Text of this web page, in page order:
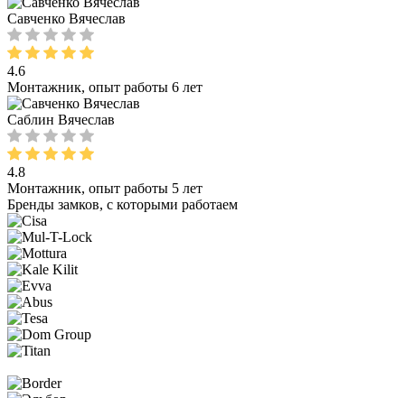
Савченко Вячеслав
4.6
Монтажник, опыт работы 6 лет
Саблин Вячеслав
4.8
Монтажник, опыт работы 5 лет
Бренды замков, с которыми работаем